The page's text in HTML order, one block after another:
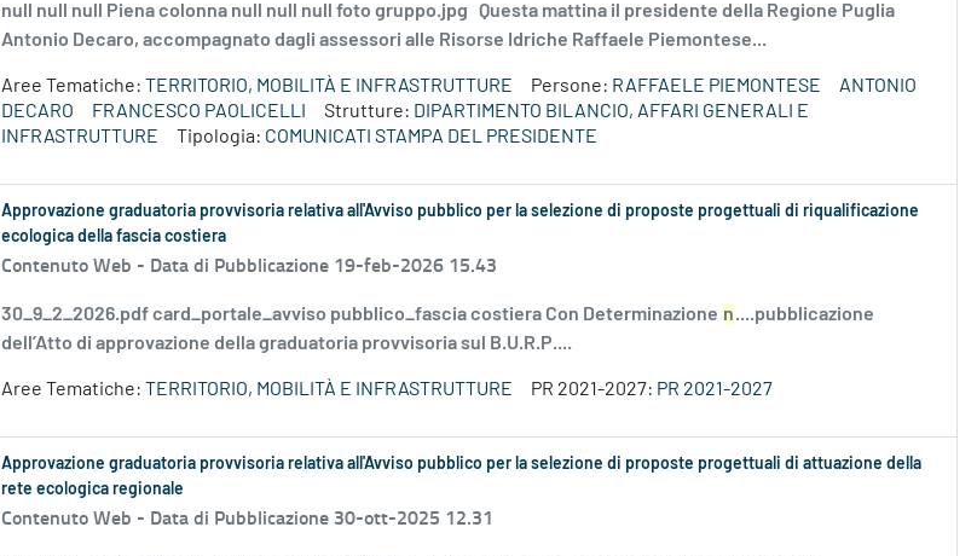
null null null Piena colonna null null null foto gruppo.jpg Questa mattina il presidente della Regione Puglia
Antonio Decaro, accompagnato dagli assessori alle Risorse Idriche Raffaele Piemontese...
Aree Tematiche: TERRITORIO, MOBILITÀ E INFRASTRUTTURE Persone: RAFFAELE PIEMONTESE
ANTONIO
DECARO
FRANCESCO PAOLICELLI Strutture: DIPARTIMENTO BILANCIO, AFFARI GENERALI E
INFRASTRUTTURE
Tipologia: COMUNICATI STAMPA DEL PRESIDENTE
Approvazione graduatoria provvisoria relativa all'Avviso pubblico per la selezione di proposte progettuali di riqualificazione
ecologica della fascia costiera
Contenuto Web - Data di Pubblicazione 19-feb-2026 15.43
30_9_2_2026.pdf card_portale_avviso pubblico_fascia costiera Con Determinazione n....pubblicazione
dell’Atto di approvazione della graduatoria provvisoria sul B.U.R.P....
Aree Tematiche: TERRITORIO, MOBILITÀ E INFRASTRUTTURE PR 2021-2027: PR 2021-2027
Approvazione graduatoria provvisoria relativa all'Avviso pubblico per la selezione di proposte progettuali di attuazione della
rete ecologica regionale
Contenuto Web - Data di Pubblicazione 30-ott-2025 12.31